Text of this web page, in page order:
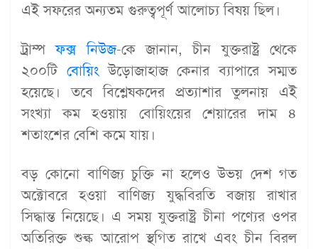
এই সফরের অন্যতম গুরুত্বপূর্ণ আলোচ্য বিষয় ছিল।
ট্রাম্পফক্স নিউজ-কে জানান, চীন যুক্তরাষ্ট্র থেকে
২০০টি বোয়িংউড়োজাহাজ কেনার ব্যাপারে সম্মত
হয়েছে। তবে বিশ্লেষকদের প্রত্যাশার তুলনায় এই
সংখ্যা কম হওয়ায় বোয়িংয়ের শেয়ারের দাম ৪
শতাংশের বেশি কমে যায়।
বড় কোনো বাণিজ্য চুক্তি না হলেও উভয় দেশ গত
অক্টোবরে হওয়া বাণিজ্য যুদ্ধবিরতি বজায় রাখার
সিদ্ধান্ত নিয়েছে। এ সময় যুক্তরাষ্ট্র চীনা পণ্যের ওপর
অতিরিক্ত শুল্ক আরোপ স্থগিত রাখে এবং চীন বিরল